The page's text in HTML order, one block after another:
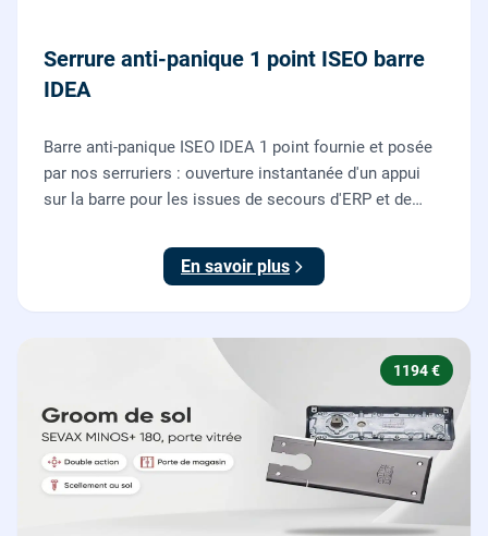
Serrure anti-panique 1 point ISEO barre
IDEA
Barre anti-panique ISEO IDEA 1 point fournie et posée
par nos serruriers : ouverture instantanée d'un appui
sur la barre pour les issues de secours d'ERP et de
En savoir plus
1194 €